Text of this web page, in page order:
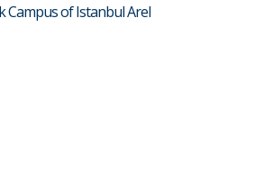
Campus of Istanbul Arel